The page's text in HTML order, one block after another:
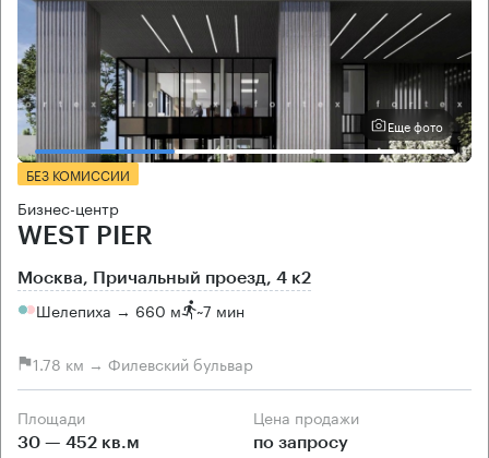
Еще фото
БЕЗ КОМИССИИ
Бизнес-центр
WEST PIER
Москва, Причальный проезд, 4 к2
Шелепиха → 660 м ~7 мин
1.78 км → Филевский бульвар
Площади
30 — 452 кв.м
Цена продажи
по запросу